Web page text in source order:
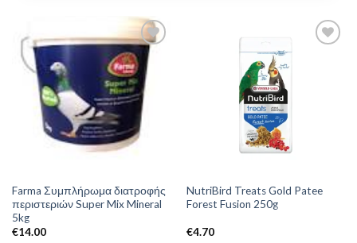
Farma Συμπλήρωμα διατροφής
περιστεριών Super Mix Mineral
5kg
€14.00
NutriBird Treats Gold Patee
Forest Fusion 250g
€4.70